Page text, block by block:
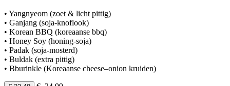
• Yangnyeom (zoet & licht pittig)
• Ganjang (soja-knoflook)
• Korean BBQ (koreaanse bbq)
• Honey Soy (honing-soja)
• Padak (soja-mosterd)
• Buldak (extra pittig)
• Bburinkle (Koreaanse cheese–onion kruiden)